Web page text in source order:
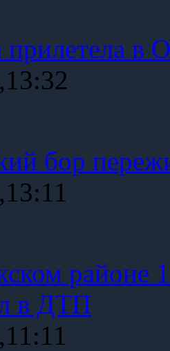
прилетела в
бор
районе
в ДТП